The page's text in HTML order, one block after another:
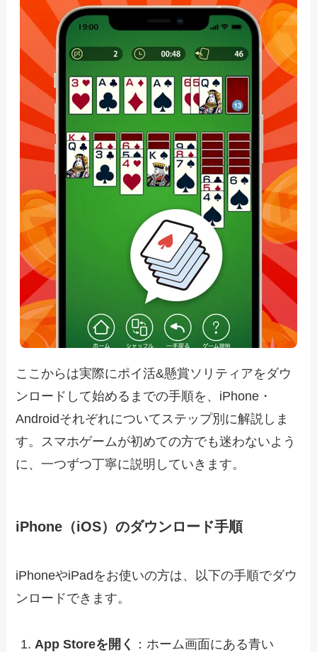
ここからは実際にポイ活&懸賞ソリティアをダウ
ンロードして始めるまでの手順を、iPhone・
Androidそれぞれについてステップ別に解説しま
す。スマホゲームが初めての方でも迷わないよう
に、一つずつ丁寧に説明していきます。
iPhone（iOS）のダウンロード手順
iPhoneやiPadをお使いの方は、以下の手順でダウ
ンロードできます。
App Storeを開く
：ホーム画面にある青い